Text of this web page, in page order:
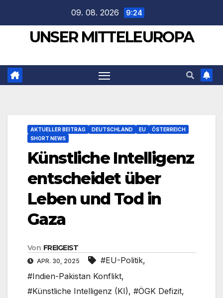
springen
09. 08. 2026 9:24
UNSER MITTELEUROPA
AKTUELLER BEITRAG DEUTSCHLAND EU
ÖSTERREICH
SHORT NEWS
Künstliche Intelligenz
entscheidet über
Leben und Tod in
Gaza
Von FREIGEIST
APR. 30, 2025 #EU-Politik,
#Indien-Pakistan Konflikt,
#Künstliche Intelligenz (KI), #ÖGK Defizit,